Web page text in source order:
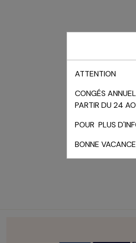
ATTENTION
CONGÉS
PARTIR DU 24
POUR PLUS
BONNE